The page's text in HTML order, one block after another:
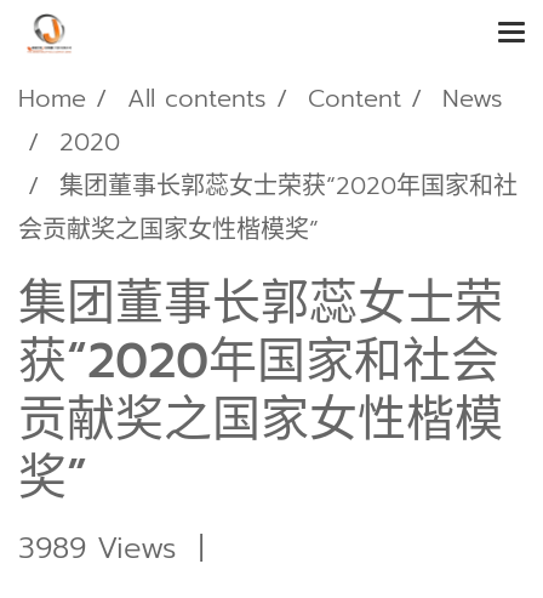
Home All contents Content
News
2020
集团董事长郭蕊女士荣获“2020年国家和社
会贡献奖之国家女性楷模奖”
集团董事长郭蕊女士荣
获“2020年国家和社会
贡献奖之国家女性楷模
奖”
3989 Views |